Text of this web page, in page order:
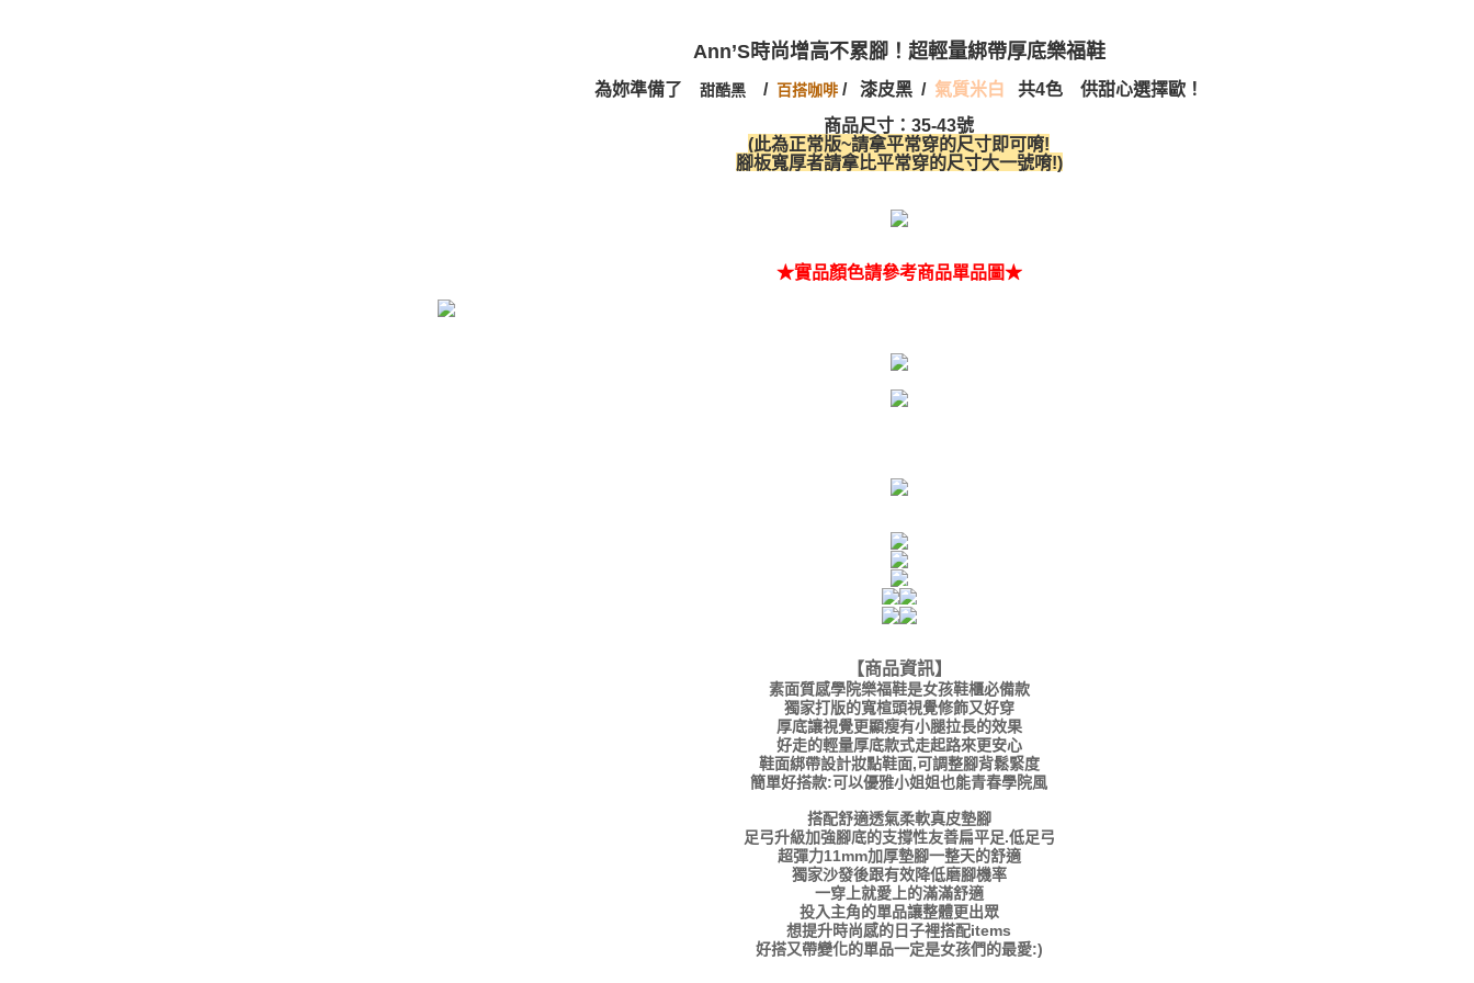
Ann’S時尚增高不累腳！ 超輕量綁帶厚底樂福鞋
為妳準備了 甜酷黑 / 百搭咖啡 / 漆皮黑 / 氣質米白
共4色 供甜心選擇歐！
商品尺寸：35-43號
(此為正常版~請拿平常穿的尺寸即可唷!
腳板寬厚者請拿比平常穿的尺寸大一號唷!)
★實品顏色請參考商品單品圖★
【商品資訊】
素面質感學院樂福鞋是女孩鞋櫃必備款
獨家打版的寬楦頭視覺修飾又好穿
厚底讓視覺更顯瘦有小腿拉長的效果
好走的輕量厚底款式走起路來更安心
鞋面綁帶設計妝點鞋面,可調整腳背鬆緊度
簡單好搭款:可以優雅小姐姐也能青春學院風
搭配舒適透氣柔軟真皮墊腳
足弓升級加強腳底的支撐性友善扁平足.低足弓
超彈力11mm加厚墊腳一整天的舒適
獨家沙發後跟有效降低磨腳機率
一穿上就愛上的滿滿舒適
投入主角的單品讓整體更出眾
想提升時尚感的日子裡搭配items
好搭又帶變化的單品一定是女孩們的最愛:)